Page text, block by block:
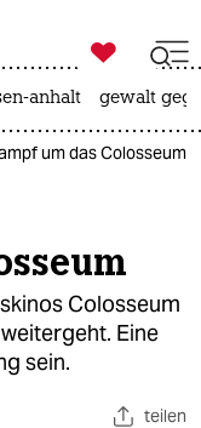

taz zahl ich
anhalt gewalt
um das Colosseum
Colosseum
Eine
sein.
teilen